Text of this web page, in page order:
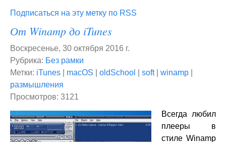
Подписаться на эту метку по RSS
От Winamp до iTunes
Воскресенье, 30 октября 2016 г.
Рубрика: Без рамки
Метки: iTunes macOS oldSchool soft| winamp
размышления
Просмотров: 3121
Всегда любил
плееры в
стиле Winamp